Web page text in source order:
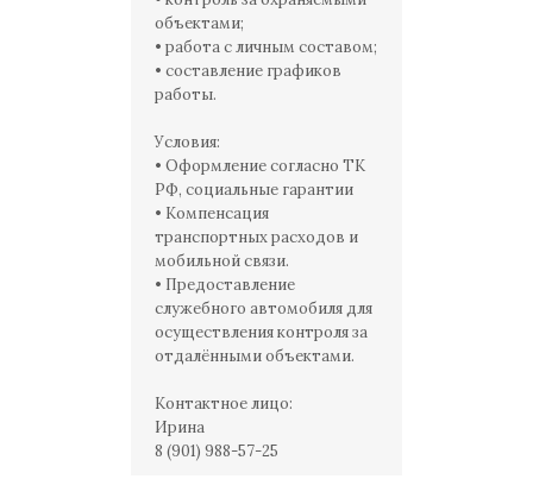
объектами;
• работа с личным составом;
• составление графиков
работы.
Условия:
• Оформление согласно ТК
РФ‚ социальные гарантии
• Компенсация
транспортных расходов и
мобильной связи.
• Предоставление
служебного автомобиля для
осуществления контроля за
отдалёнными объектами.
Контактное лицо:
Ирина
8 (901) 988-57-25